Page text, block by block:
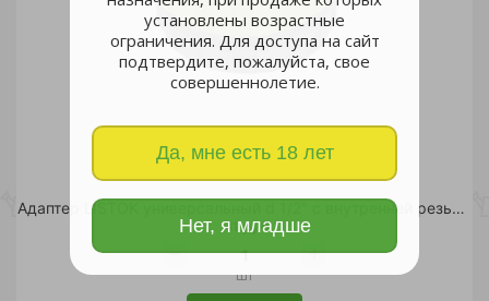
установлены возрастные
ограничения. Для доступа на сайт
подтвердите, пожалуйста, свое
совершеннолетие.
Да, мне есть 18 лет
Нет, я младше
Адаптер LISTOK универсальный d 1/2" с внутренней резьбой /240
41 руб.
шт